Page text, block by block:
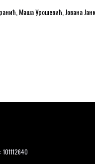
Маша Урошевић, Јована